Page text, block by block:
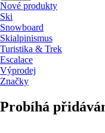
Nové produkty
Ski
Snowboard
Skialpinismus
Turistika & Trek
Escalace
Výprodej
Značky
Probíhá